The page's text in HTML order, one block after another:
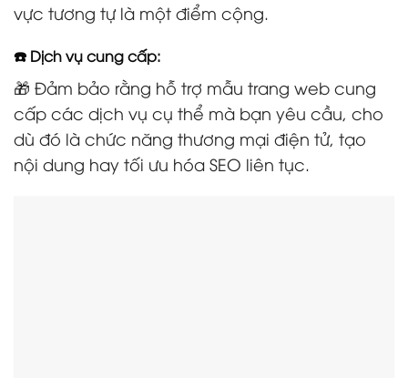
vực tương tự là một điểm cộng.
☎️ Dịch vụ cung cấp:
🎁 Đảm bảo rằng hỗ trợ mẫu trang web cung
cấp các dịch vụ cụ thể mà bạn yêu cầu, cho
dù đó là chức năng thương mại điện tử, tạo
nội dung hay tối ưu hóa SEO liên tục.